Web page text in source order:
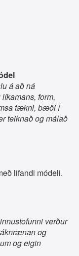
á að ná
form,
tækni, bæði í
teiknað og málað
lifandi módeli.
verður
og
og eigin